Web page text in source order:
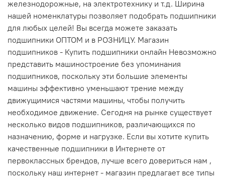
железнодорожные, на электротехнику и т.д. Ширина
нашей номенклатуры позволяет подобрать подшипники
для любых целей! Вы всегда можете заказать
подшипники ОПТОМ и в РОЗНИЦУ. Магазин
подшипников - Купить подшипники онлайн Невозможно
представить машиностроение без упоминания
подшипников, поскольку эти большие элементы
машины эффективно уменьшают трение между
движущимися частями машины, чтобы получить
необходимое движение. Сегодня на рынке существует
несколько видов подшипников, различающихся по
назначению, форме и нагрузке. Если вы хотите купить
качественные подшипники в Интернете от
первоклассных брендов, лучше всего довериться нам ,
поскольку наш интернет - магазин предлагает все типы